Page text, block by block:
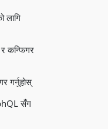
लागि
कन्फिगर
गर्नुहोस्
सँग